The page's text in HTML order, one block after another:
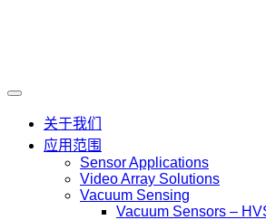
关于我们
应用范围
Sensor Applications
Video Array Solutions
Vacuum Sensing
Vacuum Sensors –